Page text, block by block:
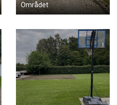
Området